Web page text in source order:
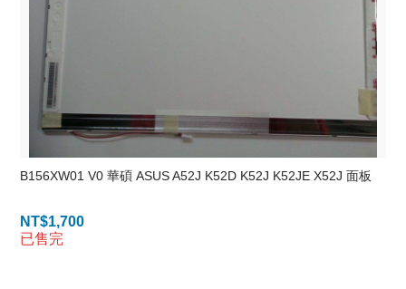
B156XW01 V0 華碩 ASUS A52J K52D K52J K52JE X52J 面板
NT$1,700
已售完